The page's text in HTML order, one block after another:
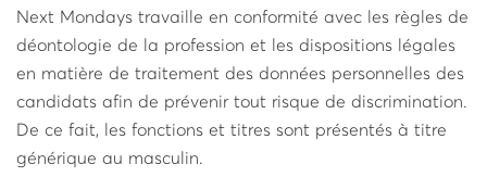
Next Mondays travaille en conformité avec les règles de
déontologie de la profession et les dispositions légales
en matière de traitement des données personnelles des
candidats afin de prévenir tout risque de discrimination.
De ce fait, les fonctions et titres sont présentés à titre
générique au masculin.